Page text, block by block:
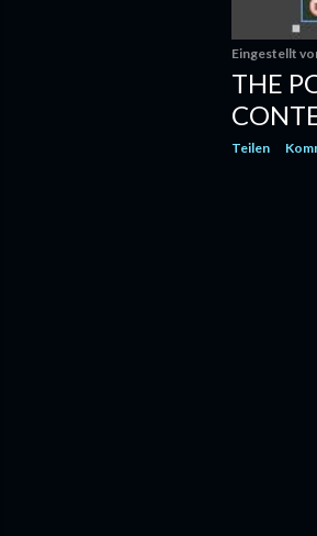
Eingestellt
THE
Teilen